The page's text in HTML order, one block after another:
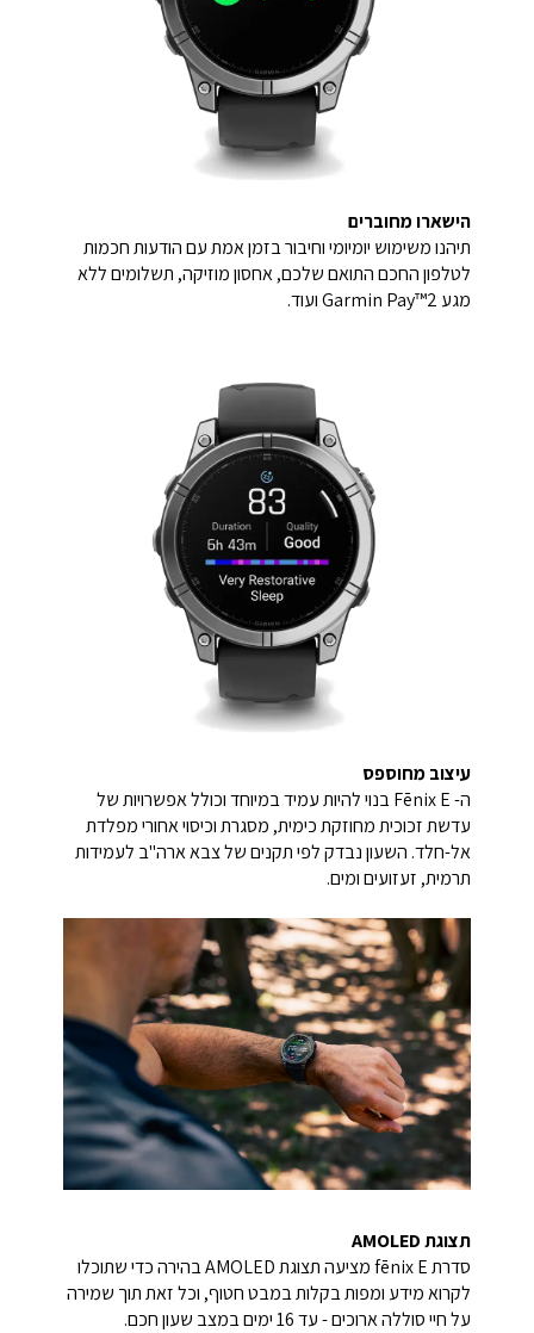
הישארו מחוברים
תיהנו משימוש יומיומי וחיבור בזמן אמת עם הודעות חכמות
לטלפון החכם התואם שלכם, אחסון מוזיקה, תשלומים ללא
מגע Garmin Pay™2 ועוד.
עיצוב מחוספס
ה- Fēnix E בנוי להיות עמיד במיוחד וכולל אפשרויות של
עדשת זכוכית מחוזקת כימית, מסגרת וכיסוי אחורי מפלדת
אל-חלד. השעון נבדק לפי תקנים של צבא ארה"ב לעמידות
תרמית, זעזועים ומים.
תצוגתAMOLED
סדרת fēnix E מציעה תצוגת AMOLED בהירה כדי שתוכלו
לקרוא מידע ומפות בקלות במבט חטוף, וכל זאת תוך שמירה
על חיי סוללה ארוכים - עד 16 ימים במצב שעון חכם.